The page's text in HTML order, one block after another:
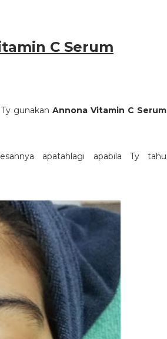
C Serum
gunakan Annona Vitamin C Serum
apatahlagi apabila Ty tahu